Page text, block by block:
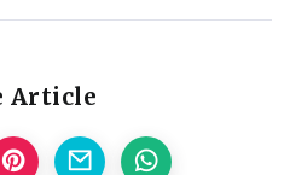
Article